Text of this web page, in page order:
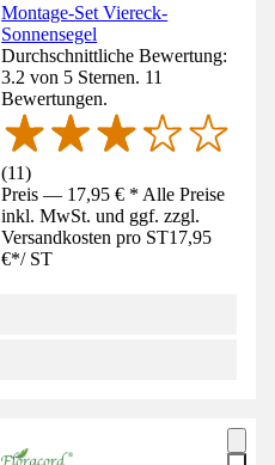
Montage-Set Viereck-
Sonnensegel
Durchschnittliche Bewertung:
3.2 von 5 Sternen. 11
Bewertungen.
(11)
Preis — 17,95 € * Alle Preise
inkl. MwSt. und ggf. zzgl.
Versandkosten pro ST17,95
€*/ ST